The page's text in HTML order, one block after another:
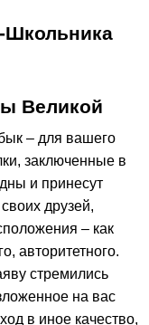
Великой
– для вашего
заключенные в
и принесут
друзей,
– как
авторитетного.
стремились
на вас
в иное качество,